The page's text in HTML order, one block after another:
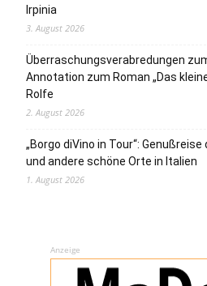
Irpinia
3. August 2026
Überraschungsverabredungen
Annotation zum Roman „Das
Rolfe
2. August 2026
„Borgo diVino in Tour“:
und andere schöne Orte in Italien
1. August 2026
Anzeige